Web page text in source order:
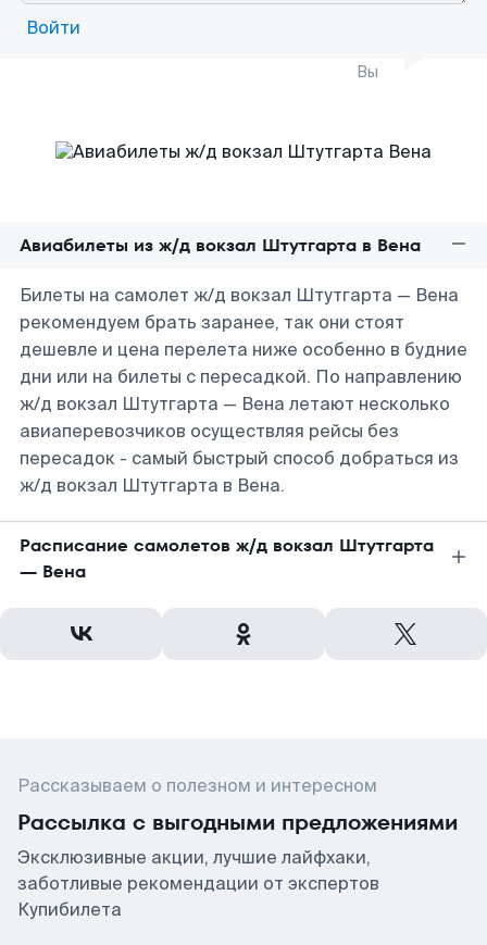
Войти
Вы
Авиабилеты из ж/д вокзал Штутгарта в Вена
Билеты на самолет ж/д вокзал Штутгарта — Вена
рекомендуем брать заранее, так они стоят
дешевле и цена перелета ниже особенно в будние
дни или на билеты с пересадкой. По направлению
ж/д вокзал Штутгарта — Вена летают несколько
авиаперевозчиков осуществляя рейсы без
пересадок - самый быстрый способ добраться из
ж/д вокзал Штутгарта в Вена.
Расписание самолетов ж/д вокзал Штутгарта
— Вена
Рассказываем о полезном и интересном
Рассылка с выгодными предложениями
Эксклюзивные акции, лучшие лайфхаки,
заботливые рекомендации от экспертов
Купибилета